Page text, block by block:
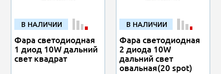
В НАЛИЧИИ
Фара светодиодная
1 диод 10W дальний
свет квадрат
В НАЛИЧИИ
Фара светодиодная
2 диода 10W
дальний свет
овальная(20 spot)